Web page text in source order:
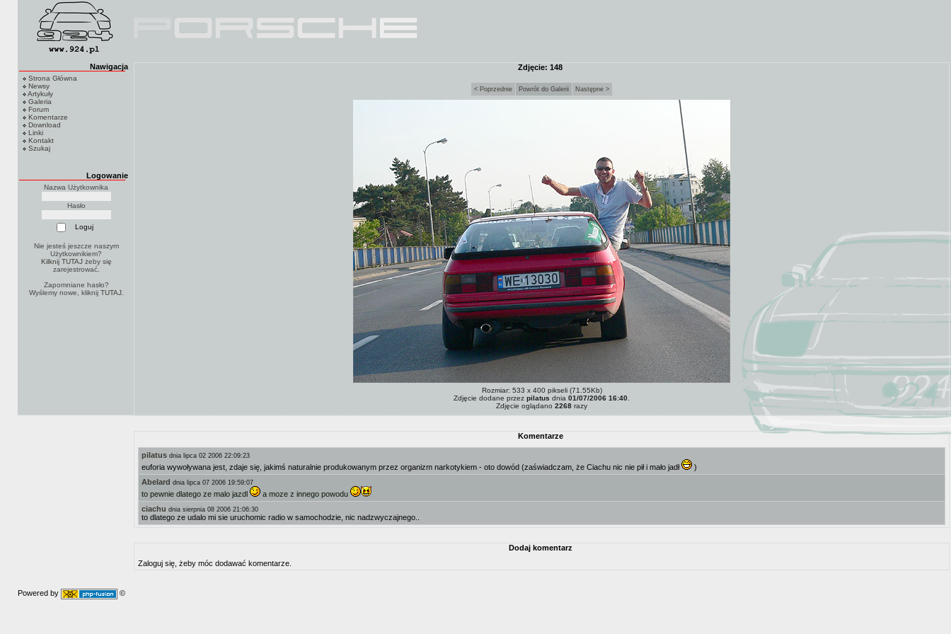
Nawigacja
Strona Główna
Newsy
Artykuły
Galeria
Forum
Komentarze
Download
Linki
Kontakt
Szukaj
Logowanie
Nazwa Użytkownika
Hasło
Nie jesteś jeszcze naszym
Użytkownikiem?
Kilknij TUTAJżeby się
zarejestrować.
Zapomniane hasło?
Wyślemy nowe, kliknij TUTAJ.
Zdjęcie: 148
< Poprzednie Powrót do Galerii Następne >
Rozmiar: 533 x 400 pikseli (71.55Kb)
Zdjęcie dodane przez pilatus dnia 01/07/2006 16:40
Zdjęcie oglądano 2268 razy
Komentarze
pilatus dnia lipca 02 2006 22:09:23
euforia wywoływana jest, zdaje się, jakimś naturalnie produkowanym przez organizm narkotykiem - oto dowód (zaświadczam, że Ciachu nic nie pił i mało jadł
)
Abelard dnia lipca 07 2006 19:59:07
to pewnie dlatego ze malo jazdl
a moze z innego powodu
ciachu dnia sierpnia 08 2006 21:06:30
to dlatego ze udalo mi sie uruchomic radio w samochodzie, nic nadzwyczajnego..
Dodaj komentarz
Zaloguj się, żeby móc dodawać komentarze.
Powered by ©